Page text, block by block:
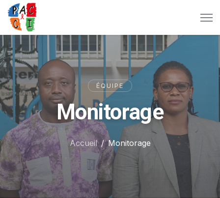
ÉQUIPE
Monitorage
Accueil Monitorage